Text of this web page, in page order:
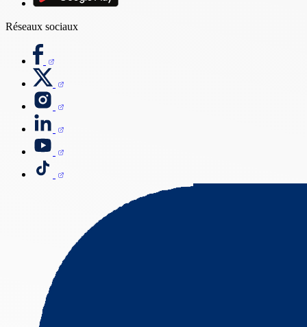
Réseaux sociaux